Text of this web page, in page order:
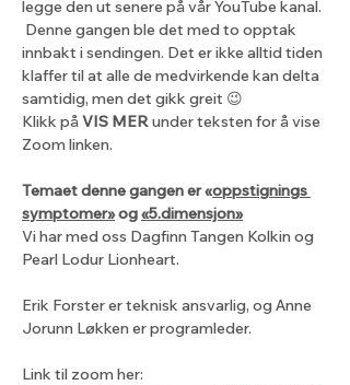
legge den ut senere på vår YouTube kanal.
Denne gangen ble det med to opptak
innbakt i sendingen. Det er ikke alltid tiden
klaffer til at alle de medvirkende kan delta
samtidig, men det gikk greit 😉
Klikk på VIS MER under teksten for å vise
Zoom linken.
Temaet denne gangen er «oppstignings
symptomer» og «5.dimensjon»
Vi har med oss Dagfinn Tangen Kolkin og
Pearl Lodur Lionheart.
Erik Forster er teknisk ansvarlig, og Anne
Jorunn Løkken er programleder.
Link til zoom her: